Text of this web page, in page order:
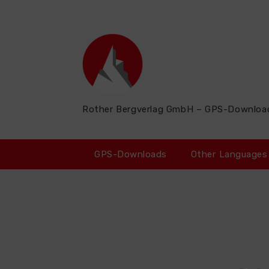
Rother Bergverlag GmbH – GPS-
GPS-Downloads Other Languages